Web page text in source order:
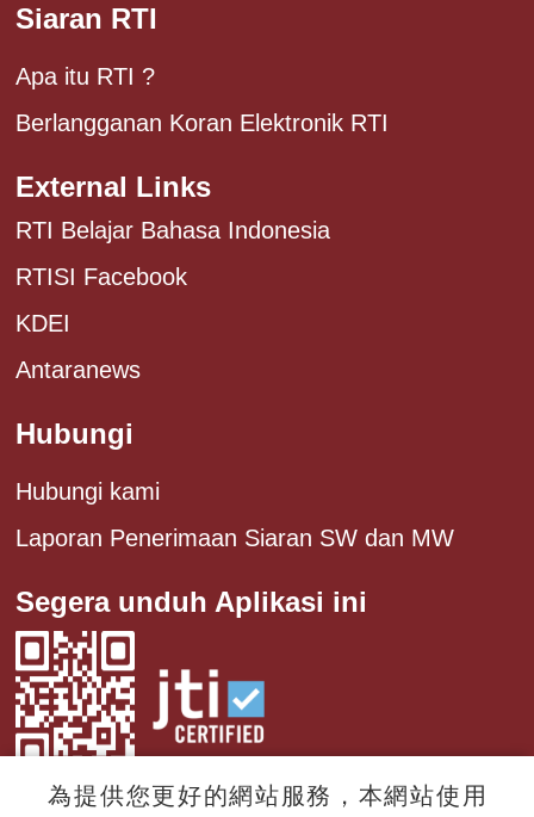
Siaran RTI
Apa itu RTI ?
Berlangganan Koran Elektronik RTI
External Links
RTI Belajar Bahasa Indonesia
RTISI Facebook
KDEI
Antaranews
Hubungi
Hubungi kami
Laporan Penerimaan Siaran SW dan MW
Segera unduh Aplikasi ini
為提供您更好的網站服務，本網站使用